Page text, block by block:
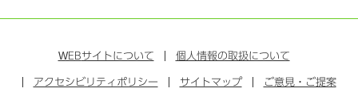
イ
ェ
ス
ッ
イ
タ
ー
ュ
ブ
ン
ラ
WEBサイトについて 個人情報の取扱について
アクセシビリティポリシー サイトマップ ご意見・ご提案